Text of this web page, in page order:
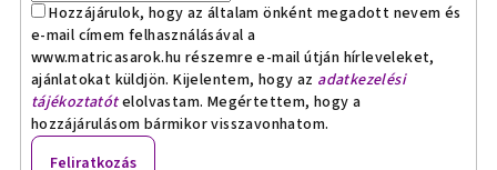
Hozzájárulok, hogy az általam önként megadott nevem és
e-mail címem felhasználásával a
www.matricasarok.hu részemre e-mail útján hírleveleket,
ajánlatokat küldjön. Kijelentem, hogy az adatkezelési
tájékoztatótelolvastam. Megértettem, hogy a
hozzájárulásom bármikor visszavonhatom.
Feliratkozás